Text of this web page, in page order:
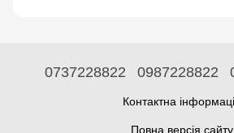
0737228822 0987228822
Контактна
Повна версія сайту